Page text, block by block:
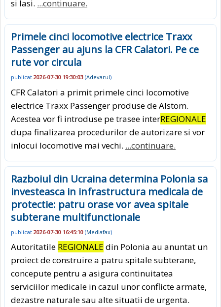
si Iasi. ...continuare.
Primele cinci locomotive electrice Traxx
Passenger au ajuns la CFR Calatori. Pe ce
rute vor circula
publicat 2026-07-30 19:30:03 (Adevarul)
CFR Calatori a primit primele cinci locomotive
electrice Traxx Passenger produse de Alstom.
Acestea vor fi introduse pe trasee interREGIONALE
dupa finalizarea procedurilor de autorizare si vor
inlocui locomotive mai vechi. ...continuare.
Razboiul din Ucraina determina Polonia sa
investeasca in infrastructura medicala de
protectie: patru orase vor avea spitale
subterane multifunctionale
publicat 2026-07-30 16:45:10 (Mediafax)
Autoritatile REGIONALE din Polonia au anuntat un
proiect de construire a patru spitale subterane,
concepute pentru a asigura continuitatea
serviciilor medicale in cazul unor conflicte armate,
dezastre naturale sau alte situatii de urgenta.